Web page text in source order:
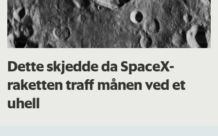
Dette skjedde da SpaceX-
raketten traff månen ved et
uhell